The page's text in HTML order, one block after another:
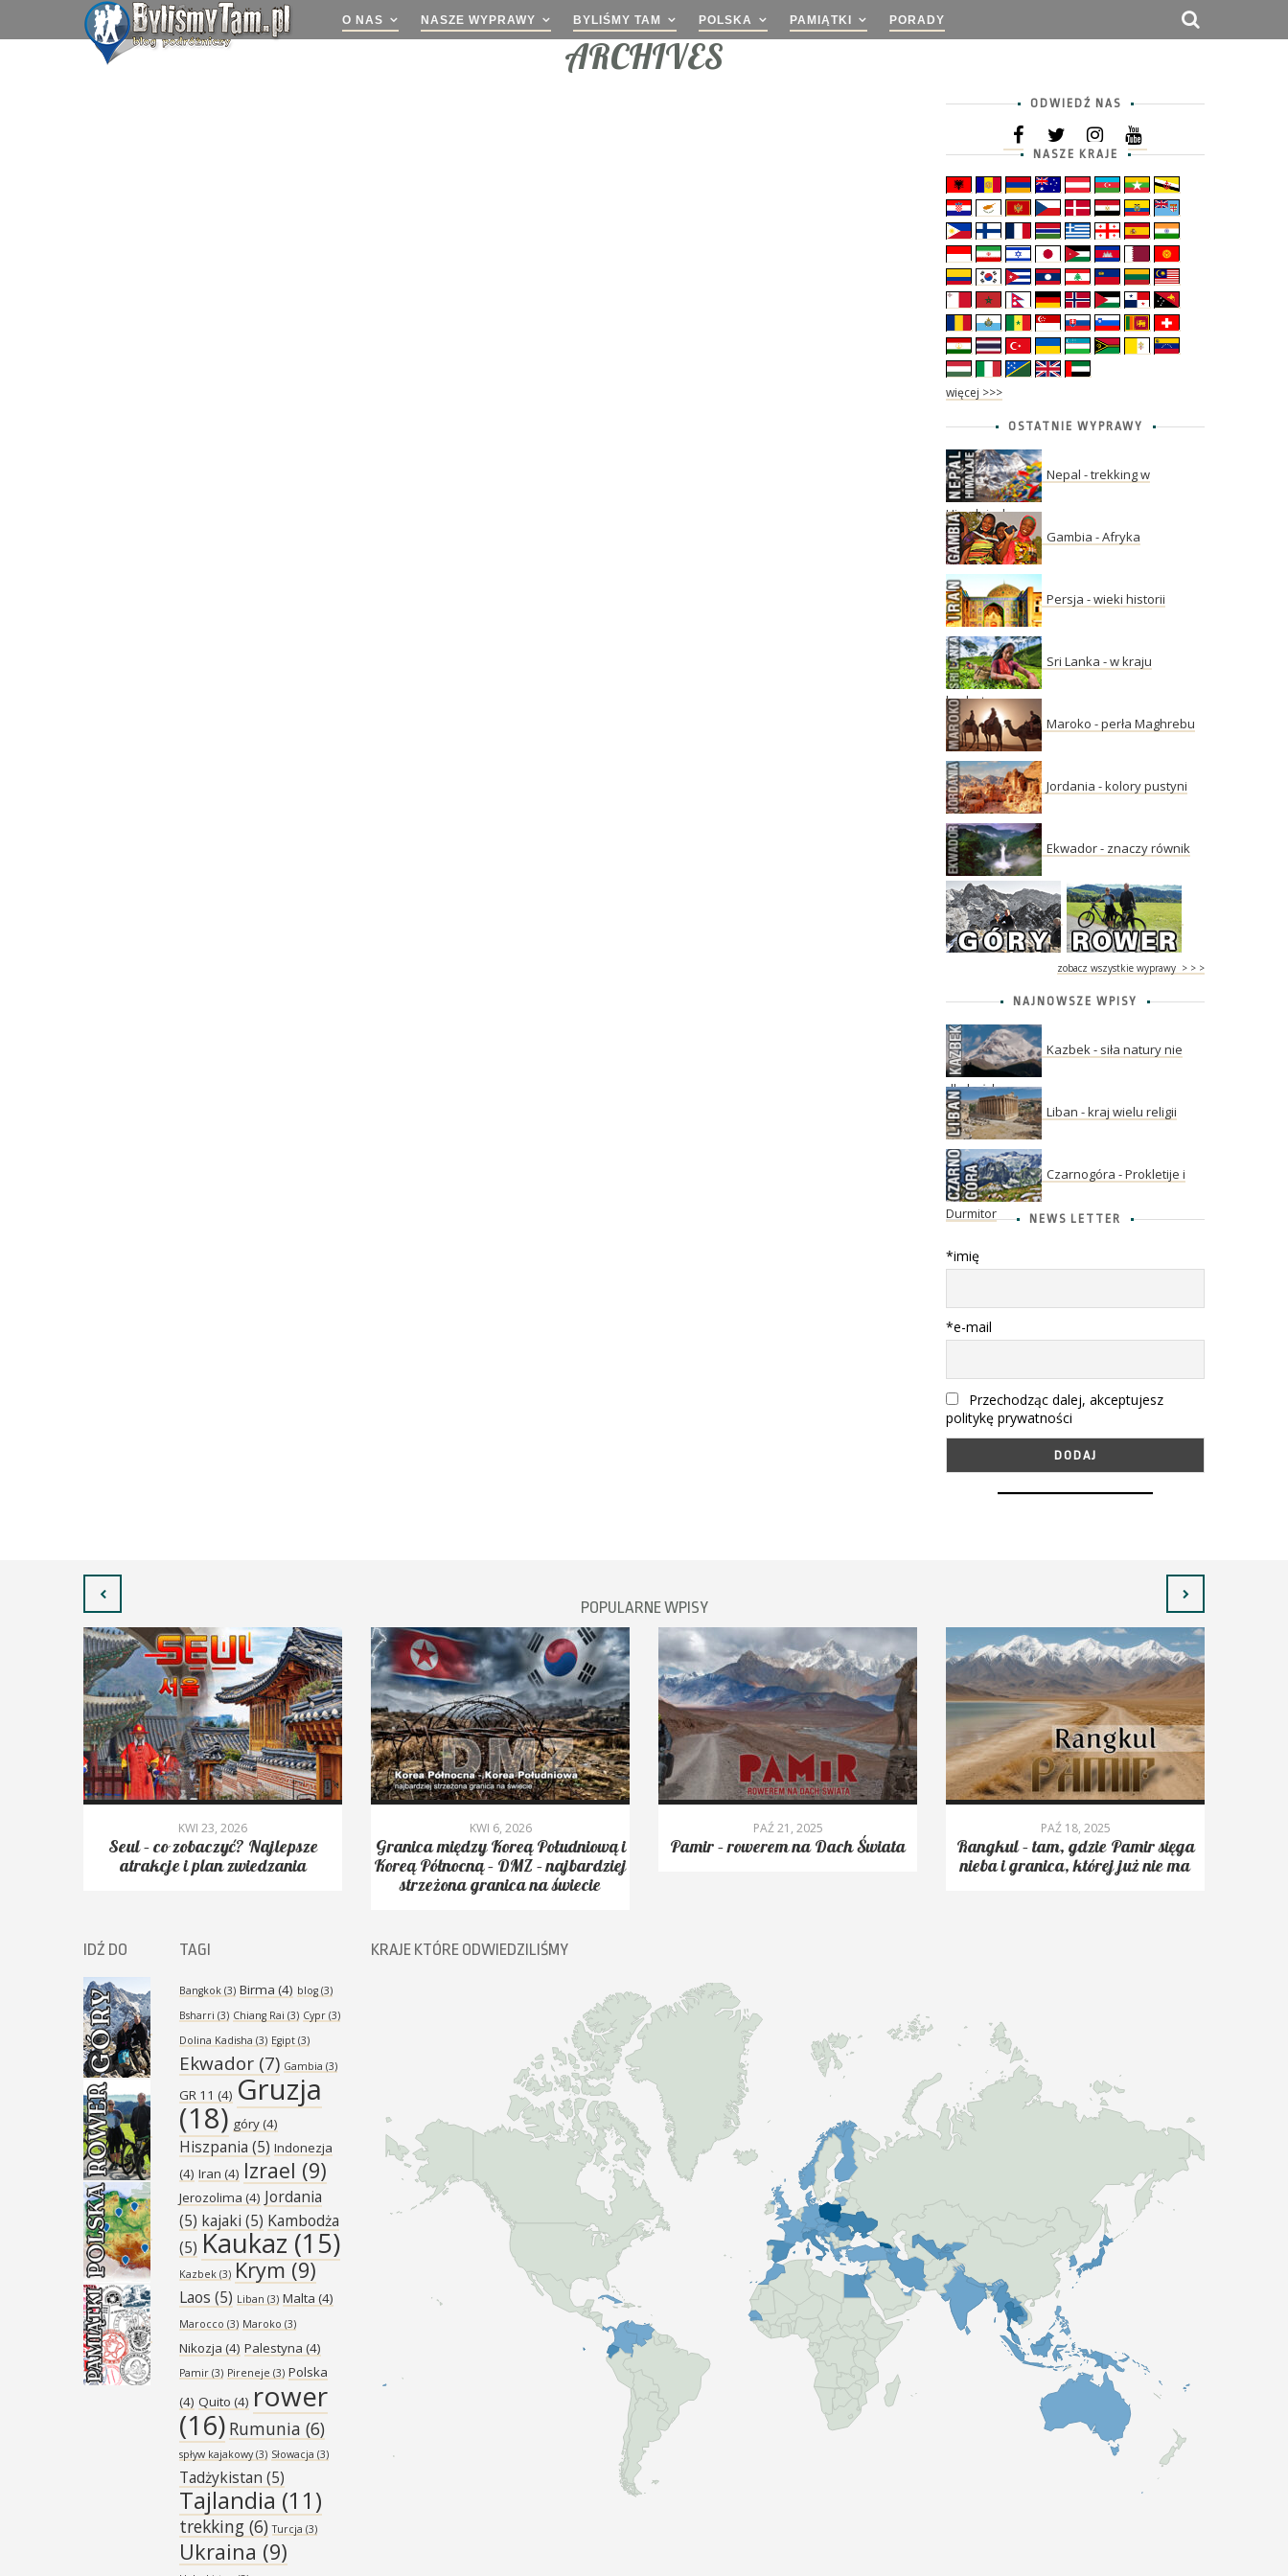
O NAS NASZE WYPRAWY BYLIŚMY TAM POLSKA PAMIĄTKI PORADY
ARCHIVES
ODWIEDŹ NAS
NASZE KRAJE
więcej >>>
OSTATNIE WYPRAWY
Nepal - trekking w
Himalajach
Gambia - Afryka
Persja - wieki historii
Sri Lanka - w kraju
herbaty
Maroko - perła Maghrebu
Jordania - kolory pustyni
Ekwador - znaczy równik
zobacz wszystkie wyprawy > > >
NAJNOWSZE WPISY
Kazbek - siła natury nie
dla każdego
Liban - kraj wielu religii
Czarnogóra - Prokletije i
Durmitor NEWS LETTER
*imię
*e-mail
Przechodząc dalej, akceptujesz
politykę prywatności
POPULARNE WPISY
KWI 23, 2026
Seul – co zobaczyć? Najlepsze
atrakcje i plan zwiedzania
KWI 6, 2026
Granica między Koreą Południową i
Koreą Północną – DMZ – najbardziej
strzeżona granica na świecie
PAŹ 21, 2025
Pamir – rowerem na Dach Świata
PAŹ 18, 2025
Rangkul – tam, gdzie Pamir sięga
nieba i granica, której już nie ma
IDŹ DO TAGI
Bangkok (3) Birma (4) blog (3)
Bsharri (3) Chiang Rai (3) Cypr (3)
Dolina Kadisha (3) Egipt (3)
Ekwador (7) Gambia (3)
GR 11 (4) Gruzja
(18) góry(4)
Hiszpania (5) Indonezja
(4) Iran (4) Izrael (9)
Jerozolima (4) Jordania
(5) kajaki (5) Kambodża
(5) Kaukaz(15)
Kazbek (3) Krym(9)
Laos (5) Liban (3) Malta (4)
Marocco (3) Maroko (3)
Nikozja (4) Palestyna (4)
Pamir (3) Pireneje (3) Polska
(4) Quito (4) rower
(16) Rumunia (6)
spływ kajakowy(3) Słowacja (3)
Tadżykistan (5)
Tajlandia (11)
trekking (6) Turcja (3)
Ukraina (9)
KRAJE KTÓRE ODWIEDZILIŚMY